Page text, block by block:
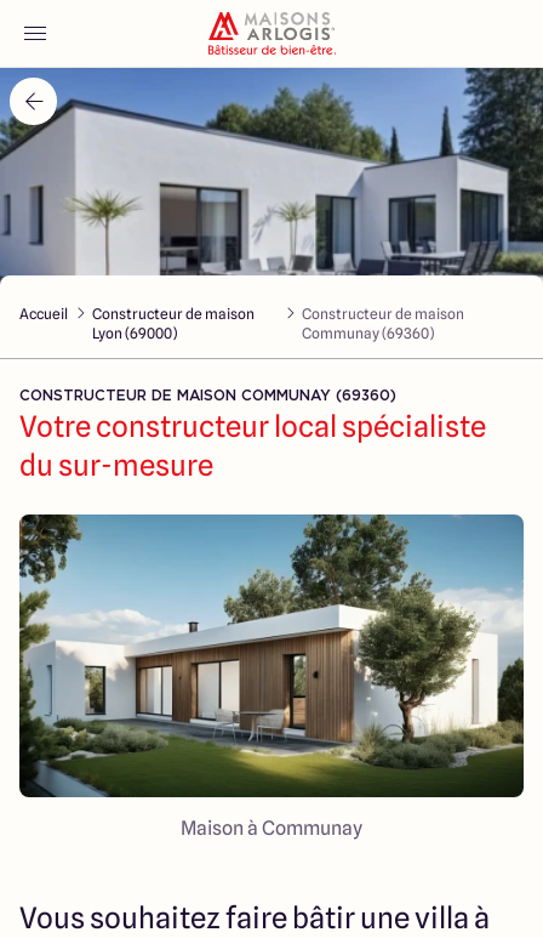
Accueil
Nos maisons
Nos annonces
Votre projet
Qui sommes-nous
Maisons ARLOGIS Lyon Est
151 route de Grenoble
69800 Saint Priest
5 4.9
Accueil
Constructeur de maison
Lyon (69000)
Constructeur de maison
Communay (69360)
CONSTRUCTEUR DE MAISON COMMUNAY (69360)
Votre constructeur local spécialiste
du sur-mesure
Maison à Communay
Vous souhaitez faire bâtir une villa à